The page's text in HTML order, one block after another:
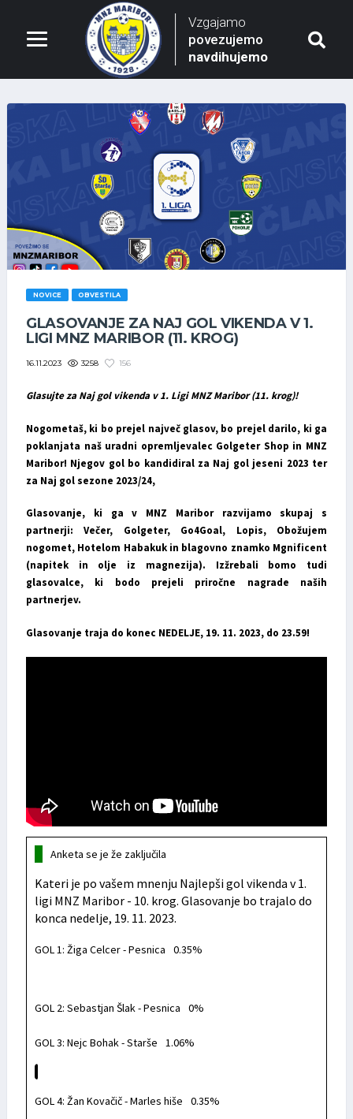
Vzgajamo
povezujemo
navdihujemo
NOVICE OBVESTILA
GLASOVANJE ZA NAJ GOL VIKENDA V 1.
LIGI MNZ MARIBOR (11. KROG)
16.11.2023 3258 156
Glasujte za Naj gol vikenda v 1. Ligi MNZ Maribor (11. krog)!
Nogometaš, ki bo prejel največ glasov, bo prejel darilo, ki ga
poklanjata naš uradni opremljevalec Golgeter Shop in MNZ
Maribor! Njegov gol bo kandidiral za Naj gol jeseni 2023 ter
za Naj gol sezone 2023/24,
Glasovanje, ki ga v MNZ Maribor razvijamo skupaj s
partnerji: Večer, Golgeter, Go4Goal, Lopis, Obožujem
nogomet, Hotelom Habakuk in blagovno znamko Mgnificent
(napitek in olje iz magnezija).
Izžrebali bomo tudi
glasovalce, ki bodo prejeli priročne nagrade naših
partnerjev.
Glasovanje traja do konec NEDELJE, 19. 11. 2023, do 23.59!
Anketa se je že zaključila
Kateri je po vašem mnenju Najlepši gol vikenda v 1.
ligi MNZ Maribor - 10. krog. Glasovanje bo trajalo do
konca nedelje, 19. 11. 2023.
GOL 1: Žiga Celcer - Pesnica 0.35%
GOL 2: Sebastjan Šlak - Pesnica 0%
GOL 3: Nejc Bohak - Starše 1.06%
GOL 4: Žan Kovačič - Marles hiše 0.35%